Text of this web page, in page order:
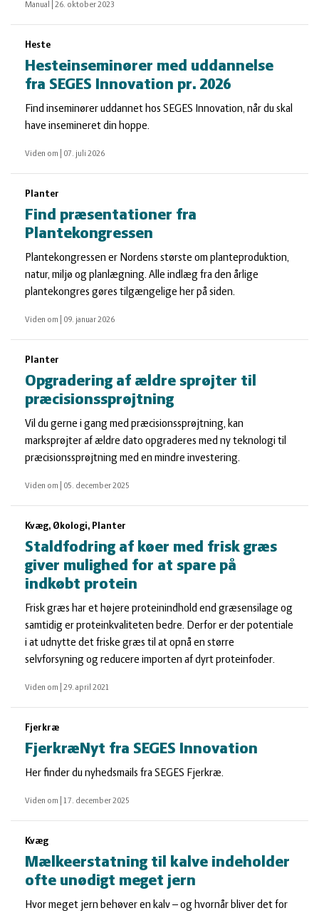
Manual 26. oktober 2023
Heste
Hesteinseminører med uddannelse
fra SEGES Innovation pr. 2026
Find inseminører uddannet hos SEGES Innovation, når du skal
have insemineret din hoppe.
Viden om 07. juli 2026
Planter
Find præsentationer fra
Plantekongressen
Plantekongressen er Nordens største om planteproduktion,
natur, miljø og planlægning. Alle indlæg fra den årlige
plantekongres gøres tilgængelige her på siden.
Viden om 09. januar 2026
Planter
Opgradering af ældre sprøjter til
præcisionssprøjtning
Vil du gerne i gang med præcisionssprøjtning, kan
marksprøjter af ældre dato opgraderes med ny teknologi til
præcisionssprøjtning med en mindre investering.
Viden om 05. december 2025
Kvæg, Økologi, Planter
Staldfodring af køer med frisk græs
giver mulighed for at spare på
indkøbt protein
Frisk græs har et højere proteinindhold end græsensilage og
samtidig er proteinkvaliteten bedre. Derfor er der potentiale
i at udnytte det friske græs til at opnå en større
selvforsyning og reducere importen af dyrt proteinfoder.
Viden om 29. april 2021
Fjerkræ
FjerkræNyt fra SEGES Innovation
Her finder du nyhedsmails fra SEGES Fjerkræ.
Viden om 17. december 2025
Kvæg
Mælkeerstatning til kalve indeholder
ofte unødigt meget jern
Hvor meget jern behøver en kalv – og hvornår bliver det for